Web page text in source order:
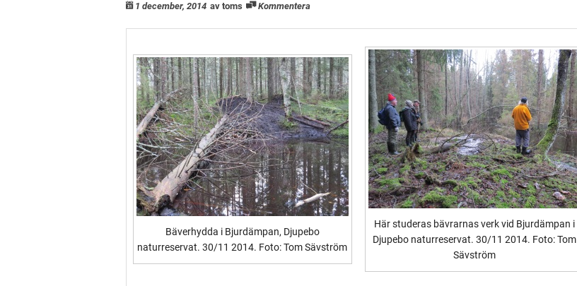
1 december, 2014 av toms Kommentera
Bäverhydda i Bjurdämpan, Djupebo
naturreservat. 30/11 2014. Foto: Tom Sävström
Här studeras bävrarnas verk vid Bjurdämpan i
Djupebo naturreservat. 30/11 2014. Foto: Tom
Sävström